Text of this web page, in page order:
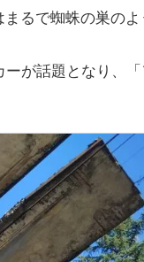
るで蜘蛛の巣の
が話題となり、「